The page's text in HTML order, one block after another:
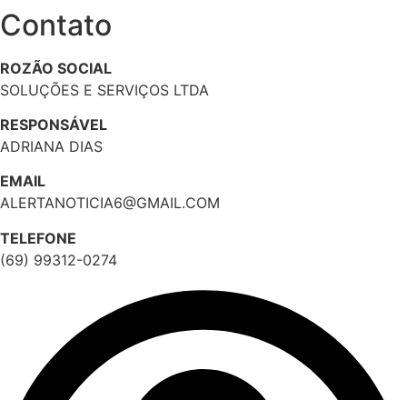
Contato
ROZÃO SOCIAL
SOLUÇÕES E SERVIÇOS LTDA
RESPONSÁVEL
ADRIANA DIAS
EMAIL
ALERTANOTICIA6@GMAIL.COM
TELEFONE
(69) 99312-0274